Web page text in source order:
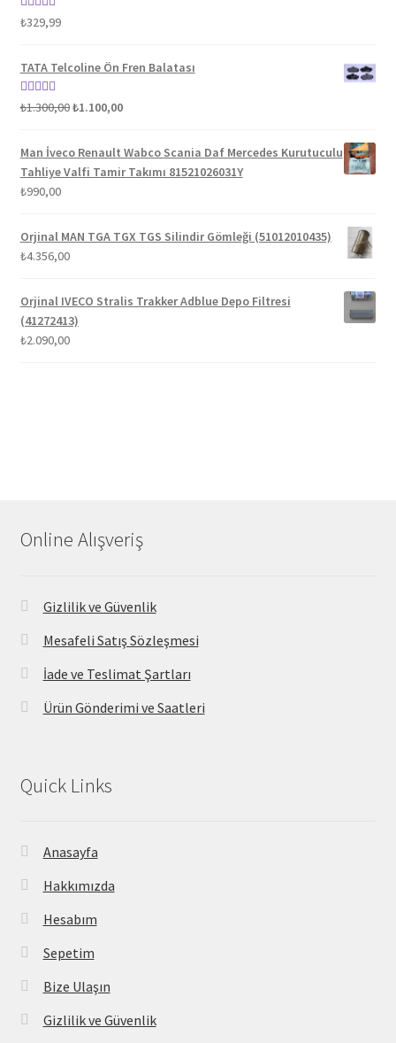
5 üzerinden
₺329,99
TATA Telcoline Ön Fren Balatası
5 üzerinden
₺1.300,00Orijinal
₺1.300,00.
₺1.100,00Şu
fiyat:
₺1.100,00.
Man İveco Renault Wabco Scania Daf Mercedes Kurutuculu
Tahliye Valfi Tamir Takımı 81521026031Y
₺990,00
Orjinal MAN TGA TGX TGS Silindir Gömleği (51012010435)
₺4.356,00
Orjinal IVECO Stralis Trakker Adblue Depo Filtresi
(41272413)
₺2.090,00
Online Alışveriş
Gizlilik ve Güvenlik
Mesafeli Satış Sözleşmesi
İade ve Teslimat Şartları
Ürün Gönderimi ve Saatleri
Quick Links
Anasayfa
Hakkımızda
Hesabım
Sepetim
Bize Ulaşın
Gizlilik ve Güvenlik